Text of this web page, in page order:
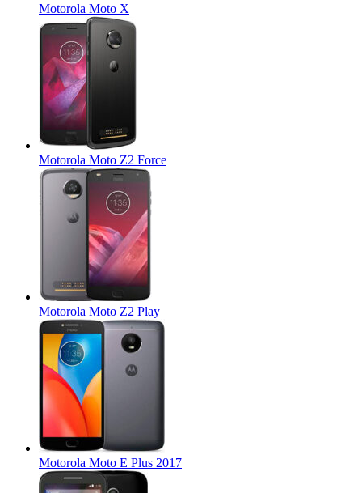
Motorola Moto X
Motorola Moto Z2 Force
Motorola Moto Z2 Play
Motorola Moto E Plus 2017